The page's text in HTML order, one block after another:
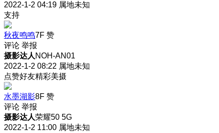
2022-1-2 04:19 属地未知
支持
秋夜鸣鸣7F 赞
评论 举报
摄影达人 NOH-AN01
2022-1-2 08:22 属地未知
点赞好友精彩美摄
水墨湖影8F 赞
评论 举报
摄影达人荣耀50 5G
2022-1-2 11:00 属地未知